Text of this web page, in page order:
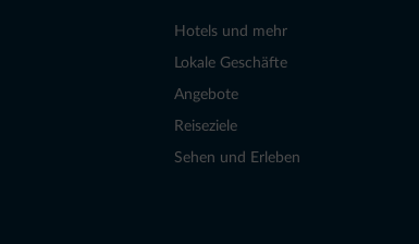
Hotels und mehr
Lokale Geschäfte
Angebote
Reiseziele
Sehen und Erleben